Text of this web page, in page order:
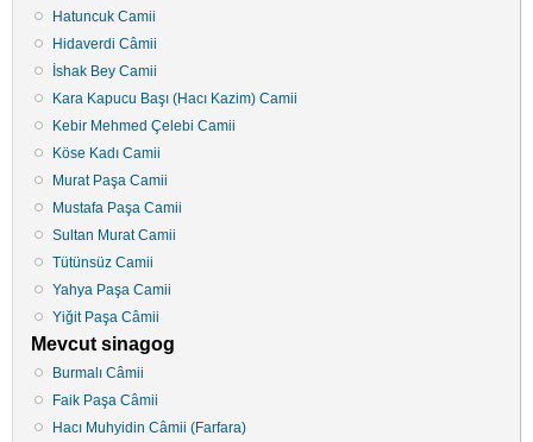
Hatuncuk Camii
Hidaverdi Câmii
İshak Bey Camii
Kara Kapucu Başı (Hacı Kazim) Camii
Kebir Mehmed Çelebi Camii
Köse Kadı Camii
Murat Paşa Camii
Mustafa Paşa Camii
Sultan Murat Camii
Tütünsüz Camii
Yahya Paşa Camii
Yiğit Paşa Câmii
Mevcut sinagog
Burmalı Câmii
Faik Paşa Câmii
Hacı Muhyidin Câmii (Farfara)